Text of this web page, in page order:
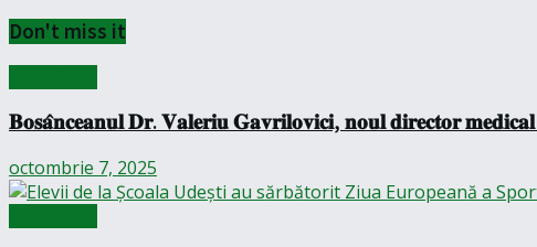
Don't miss it
𝐁𝐨𝐬𝐚̂𝐧𝐜𝐞𝐚𝐧𝐮𝐥 𝐃𝐫. 𝐕𝐚𝐥𝐞𝐫𝐢𝐮 𝐆𝐚𝐯𝐫𝐢𝐥𝐨𝐯𝐢𝐜𝐢, 𝐧𝐨𝐮𝐥 𝐝𝐢𝐫𝐞𝐜𝐭𝐨𝐫
octombrie 7, 2025